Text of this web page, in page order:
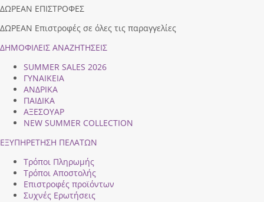
ΔΩΡΕΑΝ ΕΠΙΣΤΡΟΦΕΣ
ΔΩΡΕΑΝ Επιστροφές σε όλες τις παραγγελίες
ΔΗΜΟΦΙΛEIΣ ΑΝΑΖΗΤΗΣΕΙΣ
SUMMER SALES 2026
ΓΥΝΑΙΚΕΙΑ
ΑΝΔΡΙΚΑ
ΠΑΙΔΙΚΑ
ΑΞΕΣΟΥΑΡ
NEW SUMMER COLLECTION
ΕΞΥΠΗΡΕΤΗΣΗ ΠΕΛΑΤΩΝ
Τρόποι Πληρωμής
Τρόποι Αποστολής
Επιστροφές προϊόντων
Συχνές Ερωτήσεις